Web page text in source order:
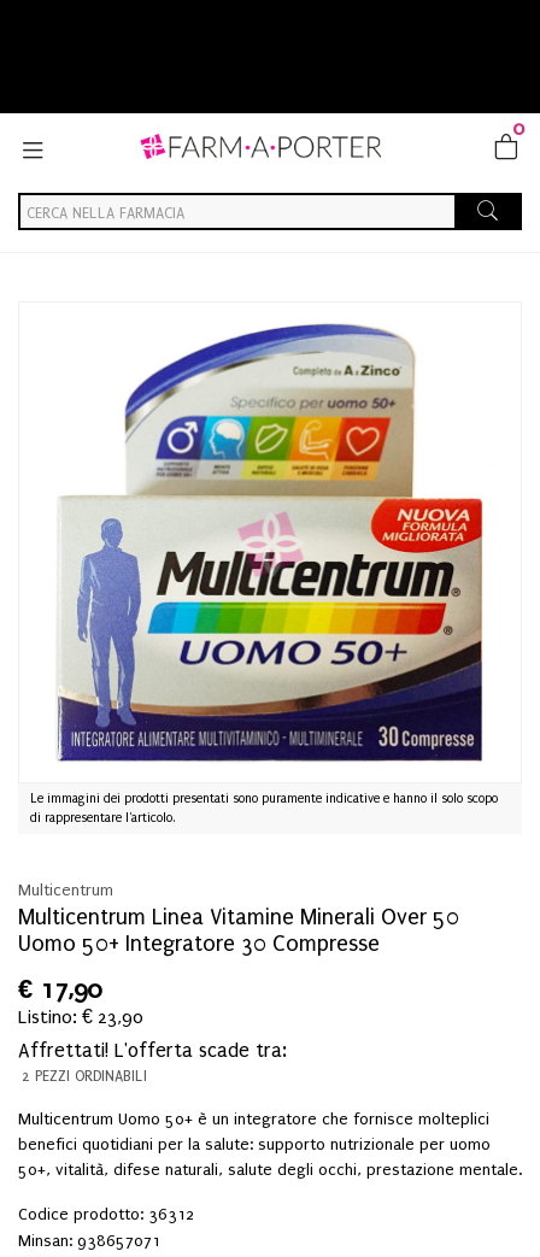
0
Integratore 30 Compresse
Le immagini dei prodotti presentati sono puramente indicative e hanno il solo scopo
di rappresentare l'articolo.
Multicentrum
Multicentrum Linea Vitamine Minerali Over 50
Uomo 50+ Integratore 30 Compresse
€ 17,90
Listino: € 23,90
Affrettati! L'offerta scade tra:
2 PEZZI ORDINABILI
Multicentrum Uomo 50+ è un integratore che fornisce molteplici
benefici quotidiani per la salute: supporto nutrizionale per uomo
50+, vitalità, difese naturali, salute degli occhi, prestazione mentale.
Codice prodotto: 36312
Minsan: 938657071